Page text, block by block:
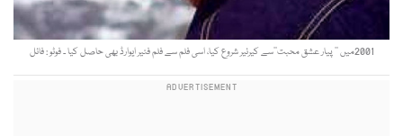
2001میں ’’ پیار عشق محبت‘‘سے کیرئیر شروع کیا، اسی فلم سے فلم فئیر ایوارڈ بھی حاصل کیا ۔ فوٹو : فائل